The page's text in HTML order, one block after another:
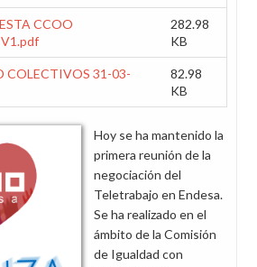
CCOO
282.98
KB
COLECTIVOS 31-03-
82.98
KB
Hoy se ha mantenido la
primera reunión de la
negociación del
Teletrabajo en Endesa.
Se ha realizado en el
ámbito de la Comisión
de Igualdad con